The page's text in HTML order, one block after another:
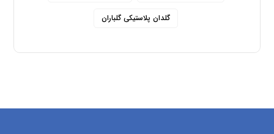
گلدان پلاستیکی گلباران